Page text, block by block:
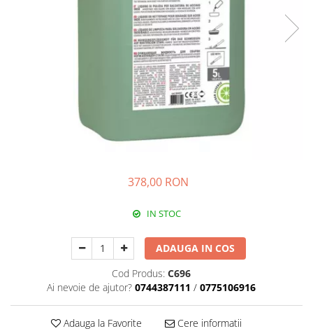
378,00 RON
IN STOC
ADAUGA IN COS
Cod Produs: C696
Ai nevoie de ajutor? 0744387111 / 0775106916
Adauga la Favorite Cere informatii